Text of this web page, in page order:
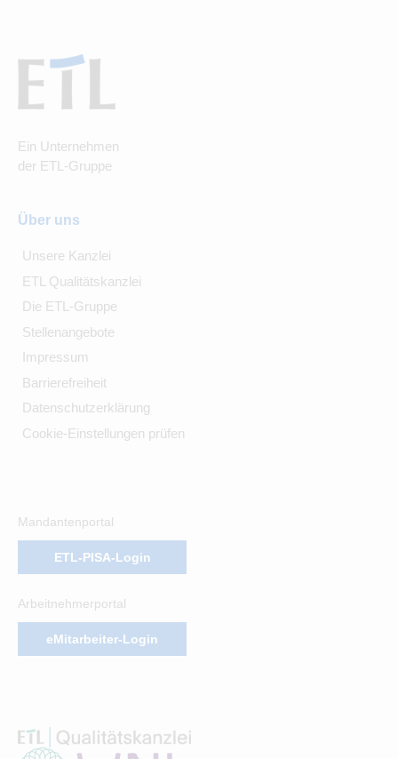
Ein Unternehmen
der ETL-Gruppe
Über uns
Unsere Kanzlei
ETL Qualitätskanzlei
Die ETL-Gruppe
Stellenangebote
Impressum
Barrierefreiheit
Datenschutzerklärung
Cookie-Einstellungen prüfen
Mandantenportal
ETL-PISA-Login
Arbeitnehmerportal
eMitarbeiter-Login